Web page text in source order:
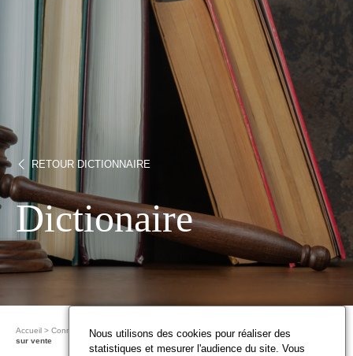
RETOUR DICTIONNAIRE
Dictionaire
Accueil Connaître les ventes aux enchères Les dictionnaires du Conseil
sur vente
Nous utilisons des cookies pour réaliser des
statistiques et mesurer l'audience du site. Vous